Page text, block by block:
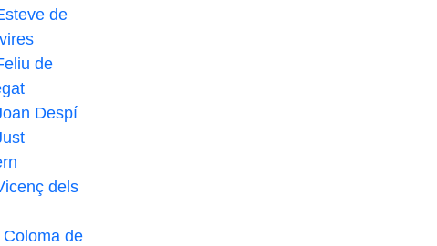
de
de
Despí
dels
Coloma de